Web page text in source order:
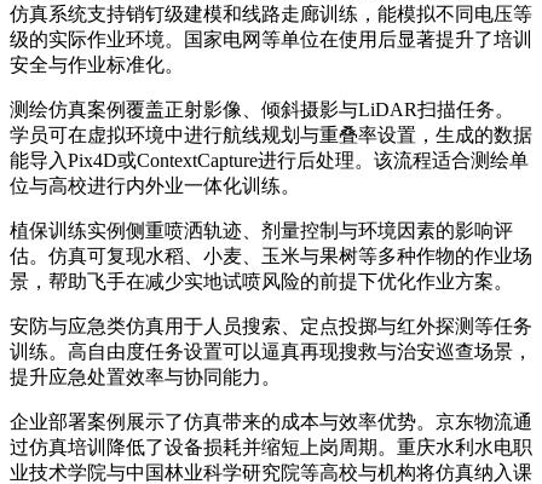
仿真系统支持销钉级建模和线路走廊训练，能模拟不同电压等
级的实际作业环境。国家电网等单位在使用后显著提升了培训
安全与作业标准化。
测绘仿真案例覆盖正射影像、倾斜摄影与LiDAR扫描任务。
学员可在虚拟环境中进行航线规划与重叠率设置，生成的数据
能导入Pix4D或ContextCapture进行后处理。该流程适合测绘单
位与高校进行内外业一体化训练。
植保训练实例侧重喷洒轨迹、剂量控制与环境因素的影响评
估。仿真可复现水稻、小麦、玉米与果树等多种作物的作业场
景，帮助飞手在减少实地试喷风险的前提下优化作业方案。
安防与应急类仿真用于人员搜索、定点投掷与红外探测等任务
训练。高自由度任务设置可以逼真再现搜救与治安巡查场景，
提升应急处置效率与协同能力。
企业部署案例展示了仿真带来的成本与效率优势。京东物流通
过仿真培训降低了设备损耗并缩短上岗周期。重庆水利水电职
业技术学院与中国林业科学研究院等高校与机构将仿真纳入课